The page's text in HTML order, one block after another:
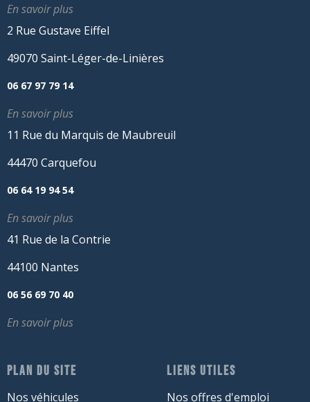
En savoir plus
2 Rue Gustave Eiffel
49070 Saint-Léger-de-Linières
06 67 97 79 14
En savoir plus
11 Rue du Marquis de Maubreuil
44470 Carquefou
06 64 19 94 54
En savoir plus
41 Rue de la Contrie
44100 Nantes
06 56 69 70 40
En savoir plus
PLAN DU SITE
Nos véhicules
LIENS UTILES
Nos offres d'emploi